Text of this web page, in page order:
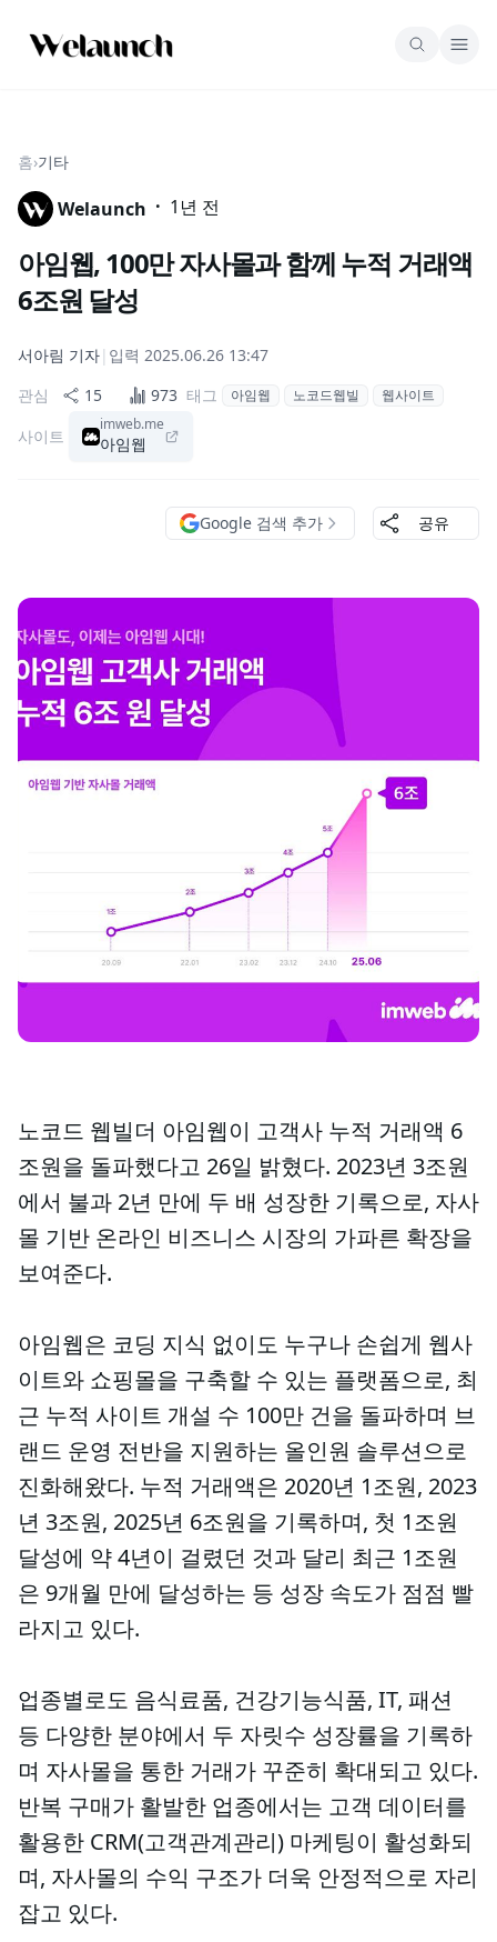
홈›기타
Welaunch · 1년 전
아임웹, 100만 자사몰과 함께 누적 거래액
6조원 달성
서아림 기자| 입력 2025.06.26 13:47
관심
15 973 태그 아임웹 노코드웹빌 웹사이트
사이트
imweb.me
아임웹
Google 검색 추가 공유
노코드 웹빌더 아임웹이 고객사 누적 거래액 6
조원을 돌파했다고 26일 밝혔다. 2023년 3조원
에서 불과 2년 만에 두 배 성장한 기록으로, 자사
몰 기반 온라인 비즈니스 시장의 가파른 확장을
보여준다.
아임웹은 코딩 지식 없이도 누구나 손쉽게 웹사
이트와 쇼핑몰을 구축할 수 있는 플랫폼으로, 최
근 누적 사이트 개설 수 100만 건을 돌파하며 브
랜드 운영 전반을 지원하는 올인원 솔루션으로
진화해왔다. 누적 거래액은 2020년 1조원, 2023
년 3조원, 2025년 6조원을 기록하며, 첫 1조원
달성에 약 4년이 걸렸던 것과 달리 최근 1조원
은 9개월 만에 달성하는 등 성장 속도가 점점 빨
라지고 있다.
업종별로도 음식료품, 건강기능식품, IT, 패션
등 다양한 분야에서 두 자릿수 성장률을 기록하
며 자사몰을 통한 거래가 꾸준히 확대되고 있다.
반복 구매가 활발한 업종에서는 고객 데이터를
활용한 CRM(고객관계관리) 마케팅이 활성화되
며, 자사몰의 수익 구조가 더욱 안정적으로 자리
잡고 있다.